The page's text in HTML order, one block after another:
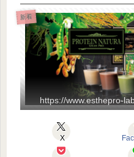
新着
https://www.esthepro-
X